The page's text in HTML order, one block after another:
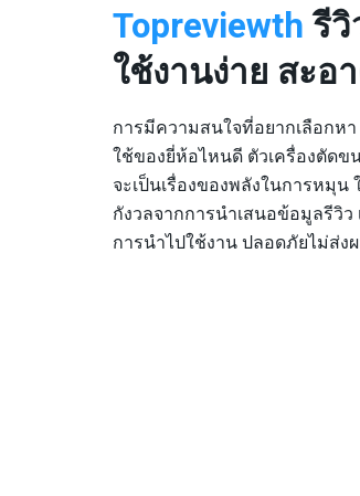
Topreviewthรี
ใช้งานง่าย สะอ
การมีความสนใจที่อยากเลือกหา
ใช้ของยี่ห้อไหนดี ตัวเครื่องตัด
จะเป็นเรื่องของพลังในการหมุ
กังวลจากการนำเสนอข้อมูลรีวิ
การนำไปใช้งาน ปลอดภัยไม่ส่